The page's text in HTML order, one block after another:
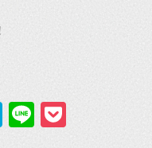
Hatena
Line